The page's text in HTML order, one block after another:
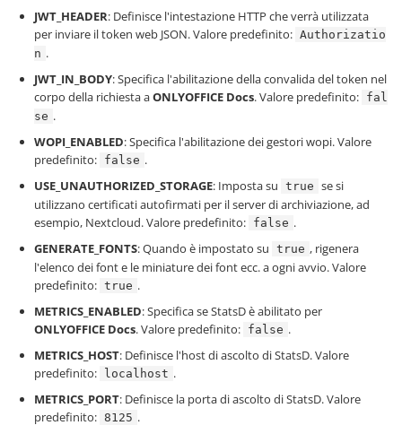
JWT_HEADER: Definisce l'intestazione HTTP che verrà utilizzata
per inviare il token web JSON. Valore predefinito: Authorizatio
n .
JWT_IN_BODY: Specifica l'abilitazione della convalida del token nel
corpo della richiesta aONLYOFFICE Docs. Valore predefinito: fal
se .
WOPI_ENABLED: Specifica l'abilitazione dei gestori wopi. Valore
predefinito: false .
USE_UNAUTHORIZED_STORAGE: Imposta su true se si
utilizzano certificati autofirmati per il server di archiviazione, ad
esempio, Nextcloud. Valore predefinito: false .
GENERATE_FONTS: Quando è impostato su true , rigenera
l'elenco dei font e le miniature dei font ecc. a ogni avvio. Valore
predefinito: true .
METRICS_ENABLED: Specifica se StatsD è abilitato per
ONLYOFFICE Docs. Valore predefinito: false .
METRICS_HOST: Definisce l'host di ascolto di StatsD. Valore
predefinito:
localhost .
METRICS_PORT: Definisce la porta di ascolto di StatsD. Valore
predefinito: 8125 .